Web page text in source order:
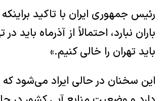
رئیس جمهوری ایران با تاکید
باران نبارد، احتمالاً از آذرماه
باید تهران را خالی کنیم.»
این سخنان در حالی ایراد می‌شود